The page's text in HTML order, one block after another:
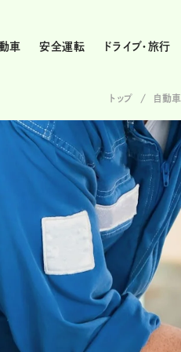
車 安全運転 ドライブ・旅行
トップ 自動車